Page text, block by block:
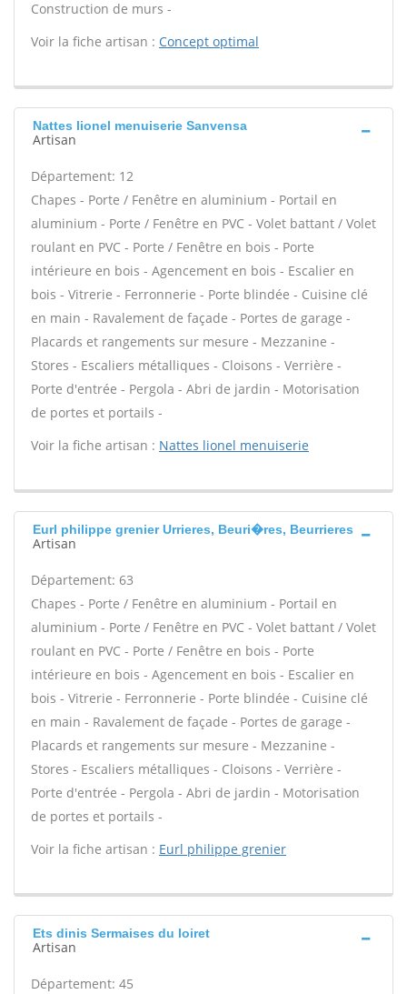
Construction de murs -
Voir la fiche artisan : Concept optimal
Nattes lionel menuiserie Sanvensa
Artisan
Département: 12
Chapes - Porte / Fenêtre en aluminium - Portail en
aluminium - Porte / Fenêtre en PVC - Volet battant / Volet
roulant en PVC - Porte / Fenêtre en bois - Porte
intérieure en bois - Agencement en bois - Escalier en
bois - Vitrerie - Ferronnerie - Porte blindée - Cuisine clé
en main - Ravalement de façade - Portes de garage -
Placards et rangements sur mesure - Mezzanine -
Stores - Escaliers métalliques - Cloisons - Verrière -
Porte d'entrée - Pergola - Abri de jardin - Motorisation
de portes et portails -
Voir la fiche artisan : Nattes lionel menuiserie
Eurl philippe grenier Urrieres, Beuri�res, Beurrieres
Artisan
Département: 63
Chapes - Porte / Fenêtre en aluminium - Portail en
aluminium - Porte / Fenêtre en PVC - Volet battant / Volet
roulant en PVC - Porte / Fenêtre en bois - Porte
intérieure en bois - Agencement en bois - Escalier en
bois - Vitrerie - Ferronnerie - Porte blindée - Cuisine clé
en main - Ravalement de façade - Portes de garage -
Placards et rangements sur mesure - Mezzanine -
Stores - Escaliers métalliques - Cloisons - Verrière -
Porte d'entrée - Pergola - Abri de jardin - Motorisation
de portes et portails -
Voir la fiche artisan : Eurl philippe grenier
Ets dinis Sermaises du loiret
Artisan
Département: 45